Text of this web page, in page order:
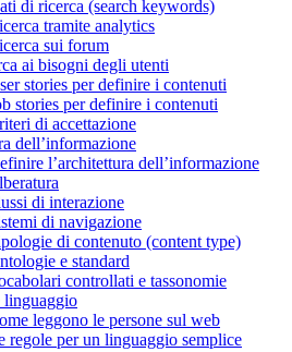
di ricerca (search keywords)
tramite analytics
sui forum
ai bisogni degli utenti
stories per definire i contenuti
stories per definire i contenuti
di accettazione
dell’informazione
l’architettura dell’informazione
di interazione
di navigazione
di contenuto (content type)
e standard
controllati e tassonomie
linguaggio
leggono le persone sul web
regole per un linguaggio semplice